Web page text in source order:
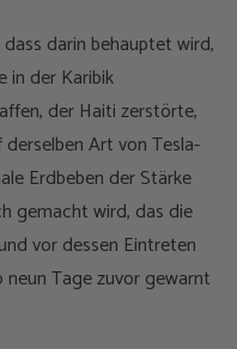
darin behauptet wird,
in der Karibik
der Haiti zerstörte,
Art von Tesla-
Erdbeben der Stärke
gemacht wird, das die
vor dessen Eintreten
Tage zuvor gewarnt